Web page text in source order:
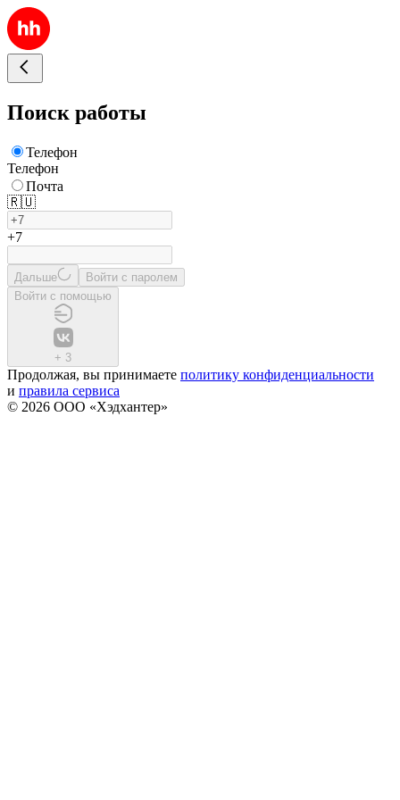
Поиск работы
Телефон
Телефон
Почта
🇷🇺
+7
Дальше
Войти с паролем
Войти с помощью
+ 3
Продолжая, вы принимаете политику конфиденциальности
и правила сервиса
© 2026 ООО «Хэдхантер»